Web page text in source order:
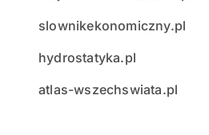
slownikekonomiczny.pl
hydrostatyka.pl
atlas-wszechswiata.pl